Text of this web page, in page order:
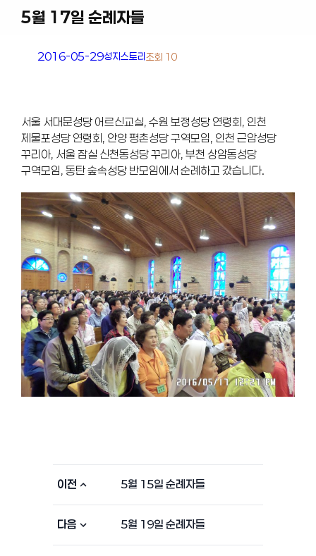
5월 17일 순례자들
2016-05-29성지스토리조회 10
서울 서대문성당 어르신교실, 수원 보정성당 연령회, 인천
제물포성당 연령회, 안양 평촌성당 구역모임, 인천 근암성당
꾸리아, 서울 잠실 신천동성당 꾸리아, 부천 상암동성당
구역모임, 동탄 숲속성당 반모임에서 순례하고 갔습니다.
이전 5월 15일 순례자들
다음 5월 19일 순례자들